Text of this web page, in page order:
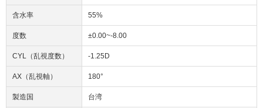
含水率 55%
度数 ±0.00~-8.00
CYL（乱視度数） -1.25D
AX（乱視軸） 180°
製造国 台湾